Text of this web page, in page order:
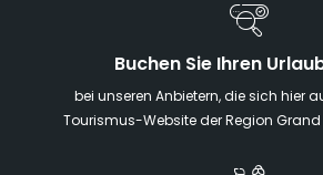
Buchen Sie Ihren
bei unseren Anbietern, die sich hier
Tourismus-Website der Region Grand